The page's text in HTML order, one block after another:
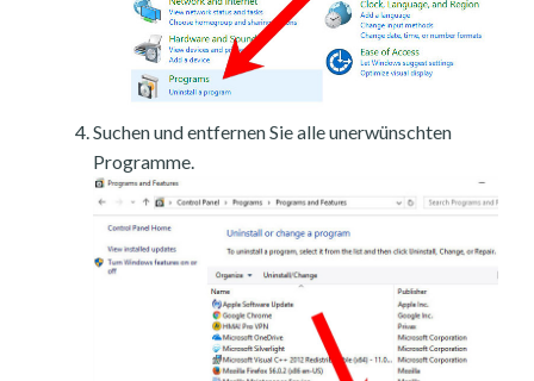
Suchen und entfernen Sie alle unerwünschten
Programme.